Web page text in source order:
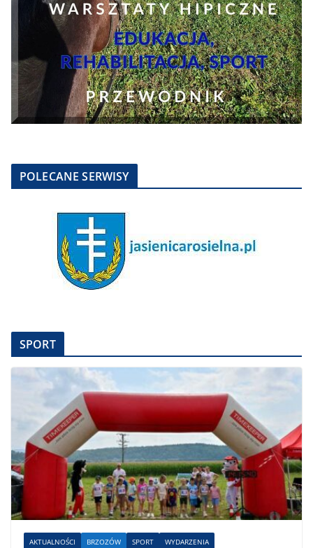
POLECANE SERWISY
SPORT
AKTUALNOŚCI BRZOZÓW SPORT WYDARZENIA